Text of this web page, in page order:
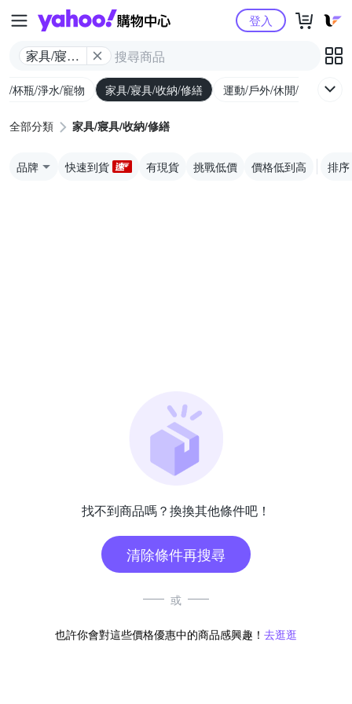
Yahoo購物中心
家具/寢具/
登入
/杯瓶/淨水/寵物 家具/寢具/收納/修繕 運動/戶外/休閒/健身
全部分類 家具/寢具/收納/修繕
品牌 快速到貨 有現貨 挑戰低價 價格低到高 排序
找不到商品嗎？換換其他條件吧！
清除條件再搜尋
或
也許你會對這些價格優惠中的商品感興趣！ 去逛逛